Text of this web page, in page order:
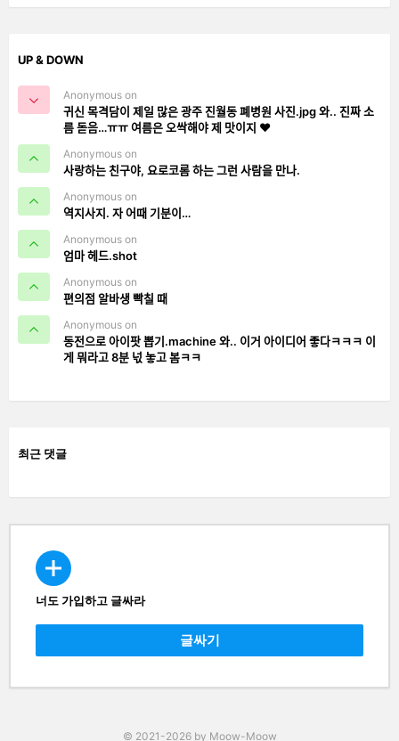
UP & DOWN
Anonymous on
귀신 목격담이 제일 많은 광주 진월동 폐병원 사진.jpg 와.. 진짜 소
름 돋음…ㅠㅠ 여름은 오싹해야 제 맛이지 ❤️
Anonymous on
사랑하는 친구야, 요로코롬 하는 그런 사람을 만나.
Anonymous on
역지사지. 자 어때 기분이…
Anonymous on
엄마 헤드.shot
Anonymous on
편의점 알바생 빡칠 때
Anonymous on
동전으로 아이팟 뽑기.machine 와.. 이거 아이디어 좋다ㅋㅋㅋ 이
게 뭐라고 8분 넋 놓고 봄ㅋㅋ
최근 댓글
CREATE
너도 가입하고 글싸라
글싸기
© 2021-2026 by Moow-Moow